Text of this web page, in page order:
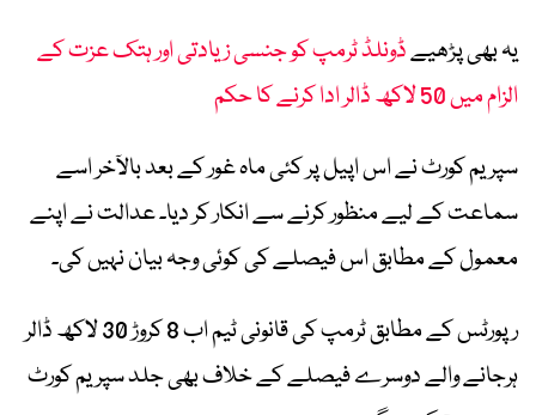
یہ بھی پڑھیےڈونلڈ ٹرمپ کو جنسی زیادتی اور ہتک عزت کے
الزام میں 50 لاکھ ڈالر ادا کرنے کا حکم
سپریم کورٹ نے اس اپیل پر کئی ماہ غور کے بعد بالآخر اسے
سماعت کے لیے منظور کرنے سے انکار کر دیا۔ عدالت نے اپنے
معمول کے مطابق اس فیصلے کی کوئی وجہ بیان نہیں کی۔
رپورٹس کے مطابق ٹرمپ کی قانونی ٹیم اب 8 کروڑ 30 لاکھ ڈالر
ہرجانے والے دوسرے فیصلے کے خلاف بھی جلد سپریم کورٹ